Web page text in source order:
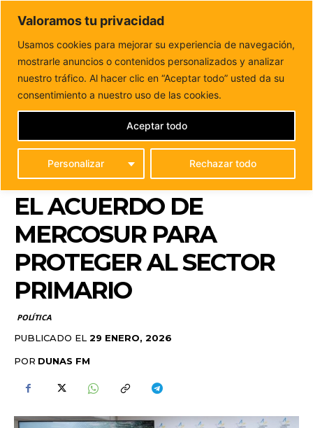
Valoramos tu privacidad
Usamos cookies para mejorar su experiencia de navegación,
mostrarle anuncios o contenidos personalizados y analizar
nuestro tráfico. Al hacer clic en “Aceptar todo” usted da su
consentimiento a nuestro uso de las cookies.
Personalizar Rechazar todo
Aceptar todo
DUNAS FM
Tu informacion de forma cercana
Inicio POLÍTICA
Coalición Canaria anuncia una estrategia
institucional contra el acuerdo de Mercosur para...
COALICIÓN CANARIA
ANUNCIA UNA
ESTRATEGIA
INSTITUCIONAL CONTRA
EL ACUERDO DE
MERCOSUR PARA
PROTEGER AL SECTOR
PRIMARIO
POLÍTICA
PUBLICADO EL 29 ENERO, 2026
POR DUNAS FM